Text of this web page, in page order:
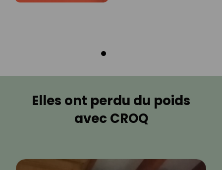
Elles ont perdu du poids
avec CROQ